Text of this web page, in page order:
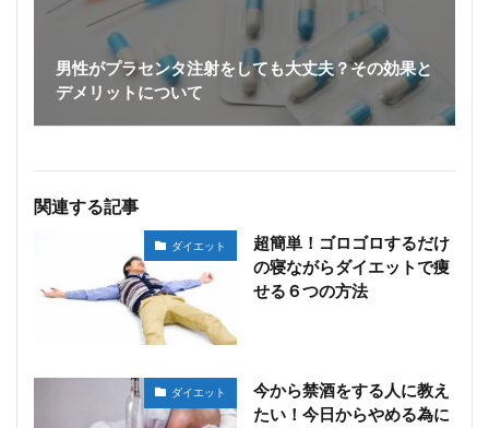
男性がプラセンタ注射をしても大丈夫？その効果と
デメリットについて
関連する記事
ダイエット
超簡単！ゴロゴロするだけ
の寝ながらダイエットで痩
せる６つの方法
ダイエット
今から禁酒をする人に教え
たい！今日からやめる為に